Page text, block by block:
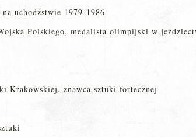
uchodźstwie 1979-1986
Polskiego, medalista olimpijski w
Krakowskiej, znawca sztuki fortecznej